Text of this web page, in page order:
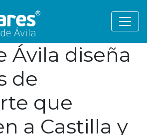
Ávila diseña
de
que
a Castilla y